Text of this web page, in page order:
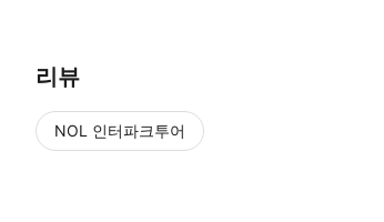
리뷰
NOL 인터파크투어